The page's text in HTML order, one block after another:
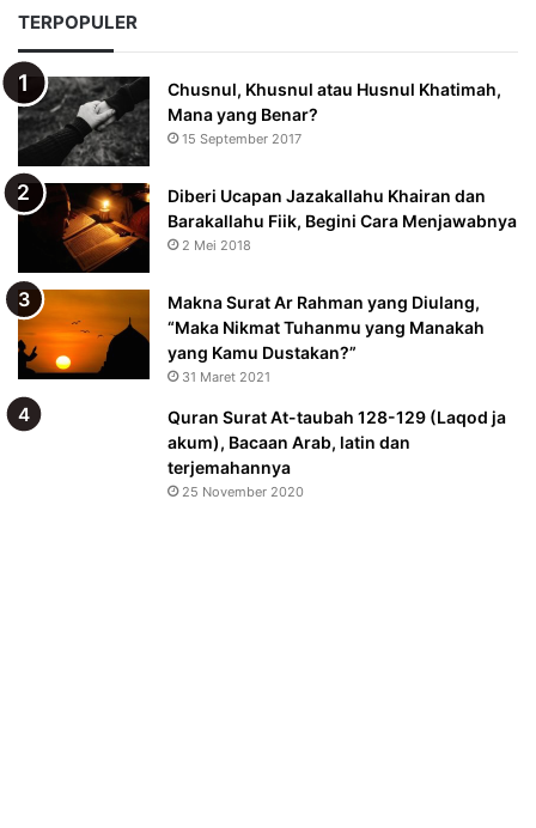
TERPOPULER
Chusnul, Khusnul atau Husnul Khatimah,
Mana yang Benar?
15 September 2017
Diberi Ucapan Jazakallahu Khairan dan
Barakallahu Fiik, Begini Cara Menjawabnya
2 Mei 2018
Makna Surat Ar Rahman yang Diulang,
“Maka Nikmat Tuhanmu yang Manakah
yang Kamu Dustakan?”
31 Maret 2021
Quran Surat At-taubah 128-129 (Laqod ja
akum), Bacaan Arab, latin dan
terjemahannya
25 November 2020